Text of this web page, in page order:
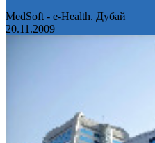
MedSoft - e-Health. Дубай
20.11.2009